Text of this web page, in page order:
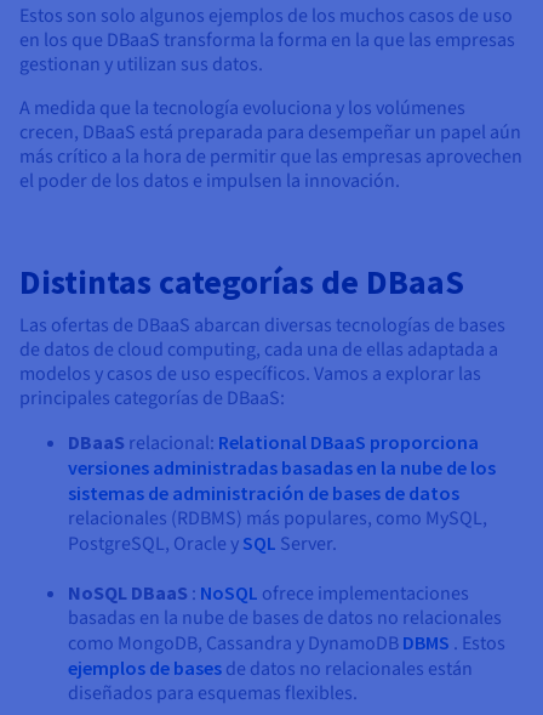
Estos son solo algunos ejemplos de los muchos casos de uso
en los que DBaaS transforma la forma en la que las empresas
gestionan y utilizan sus datos.
A medida que la tecnología evoluciona y los volúmenes
crecen, DBaaS está preparada para desempeñar un papel aún
más crítico a la hora de permitir que las empresas aprovechen
el poder de los datos e impulsen la innovación.
Distintas categorías de DBaaS
Las ofertas de DBaaS abarcan diversas tecnologías de bases
de datos de cloud computing, cada una de ellas adaptada a
modelos y casos de uso específicos. Vamos a explorar las
principales categorías de DBaaS:
DBaaS relacional: Relational DBaaS proporciona
versiones administradas basadas en la nube de los
sistemas de administración de bases de datos
relacionales (RDBMS) más populares, como MySQL,
PostgreSQL, Oracle y SQL Server.
NoSQL DBaaS : NoSQL ofrece implementaciones
basadas en la nube de bases de datos no relacionales
como MongoDB, Cassandra y DynamoDB DBMS . Estos
ejemplos de bases de datos no relacionales están
diseñados para esquemas flexibles.